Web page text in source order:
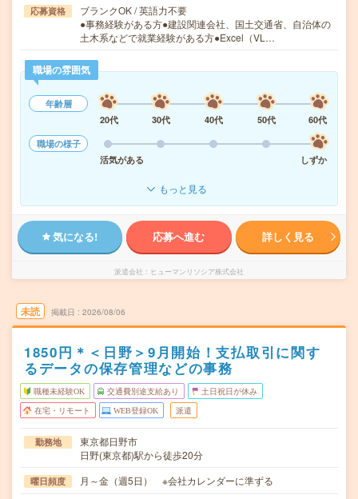
応募資格
ブランクOK / 英語力不要
●事務経験がある方●建設関連会社、国土交通省、自治体の
土木系などで就業経験がある方●Excel（VL…
職場の雰囲気
年齢層
20代
30代 40代 50代
60代
職場の様子
活気がある
しずか
もっと見る
気になる! 応募へ進む 詳しく見る
派遣会社 ヒューマンリソシア株式会社
未読 掲載日 2026/08/06
1850円＊＜日野＞9月開始！支払取引に関す
るデータの保存管理などの事務
職種未経験OK 交通費別途支給あり 土日祝日が休み
在宅・リモート WEB登録OK 派遣
勤務地
東京都日野市
日野(東京都)駅から徒歩20分
曜日頻度 月～金（週5日） ※会社カレンダーに準ずる